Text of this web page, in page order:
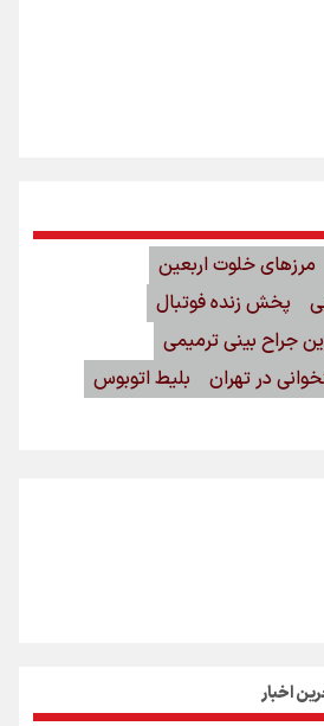
اخبار
مرزهای خلوت اربعین
پخش زنده فوتبال
جراح بینی ترمیمی
در تهران
بلیط اتوبوس